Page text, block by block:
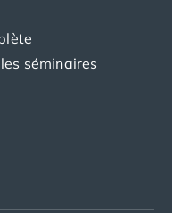
séminaires